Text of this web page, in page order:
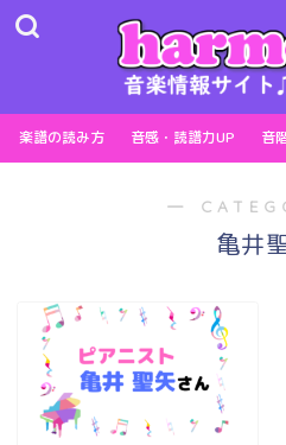
楽譜の読み方 音感・読譜力UP 音
―
亀井